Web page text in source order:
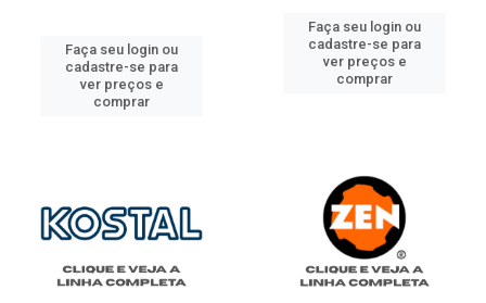
Faça seu login ou
cadastre-se para
ver preços e
comprar
Faça seu login ou
cadastre-se para
ver preços e
comprar